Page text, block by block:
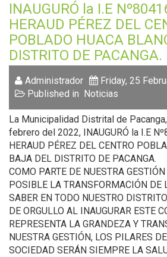
INAUGURÓ la I.E
HERAUD PÉREZ DEL
POBLADO HUACA
DISTRITO DE PACANGA.
Administrador
Friday, 25
Published in
Noticias
La Municipalidad Distrital de
febrero del 2022, INAUGURÓ la I.E
HERAUD PÉREZ DEL CENTRO
BAJA DEL DISTRITO DE PACANGA.
COMO PARTE DE NUESTRA
POSIBLE LA TRANSFORMACIÓN DE
SABER EN TODO NUESTRO
DE ORGULLO AL INAUGURAR ESTE
REPRESENTA LA GRANDEZA Y
NUESTRA GESTIÓN, LOS PILARES
SOCIEDAD SERÁN SIEMPRE LA